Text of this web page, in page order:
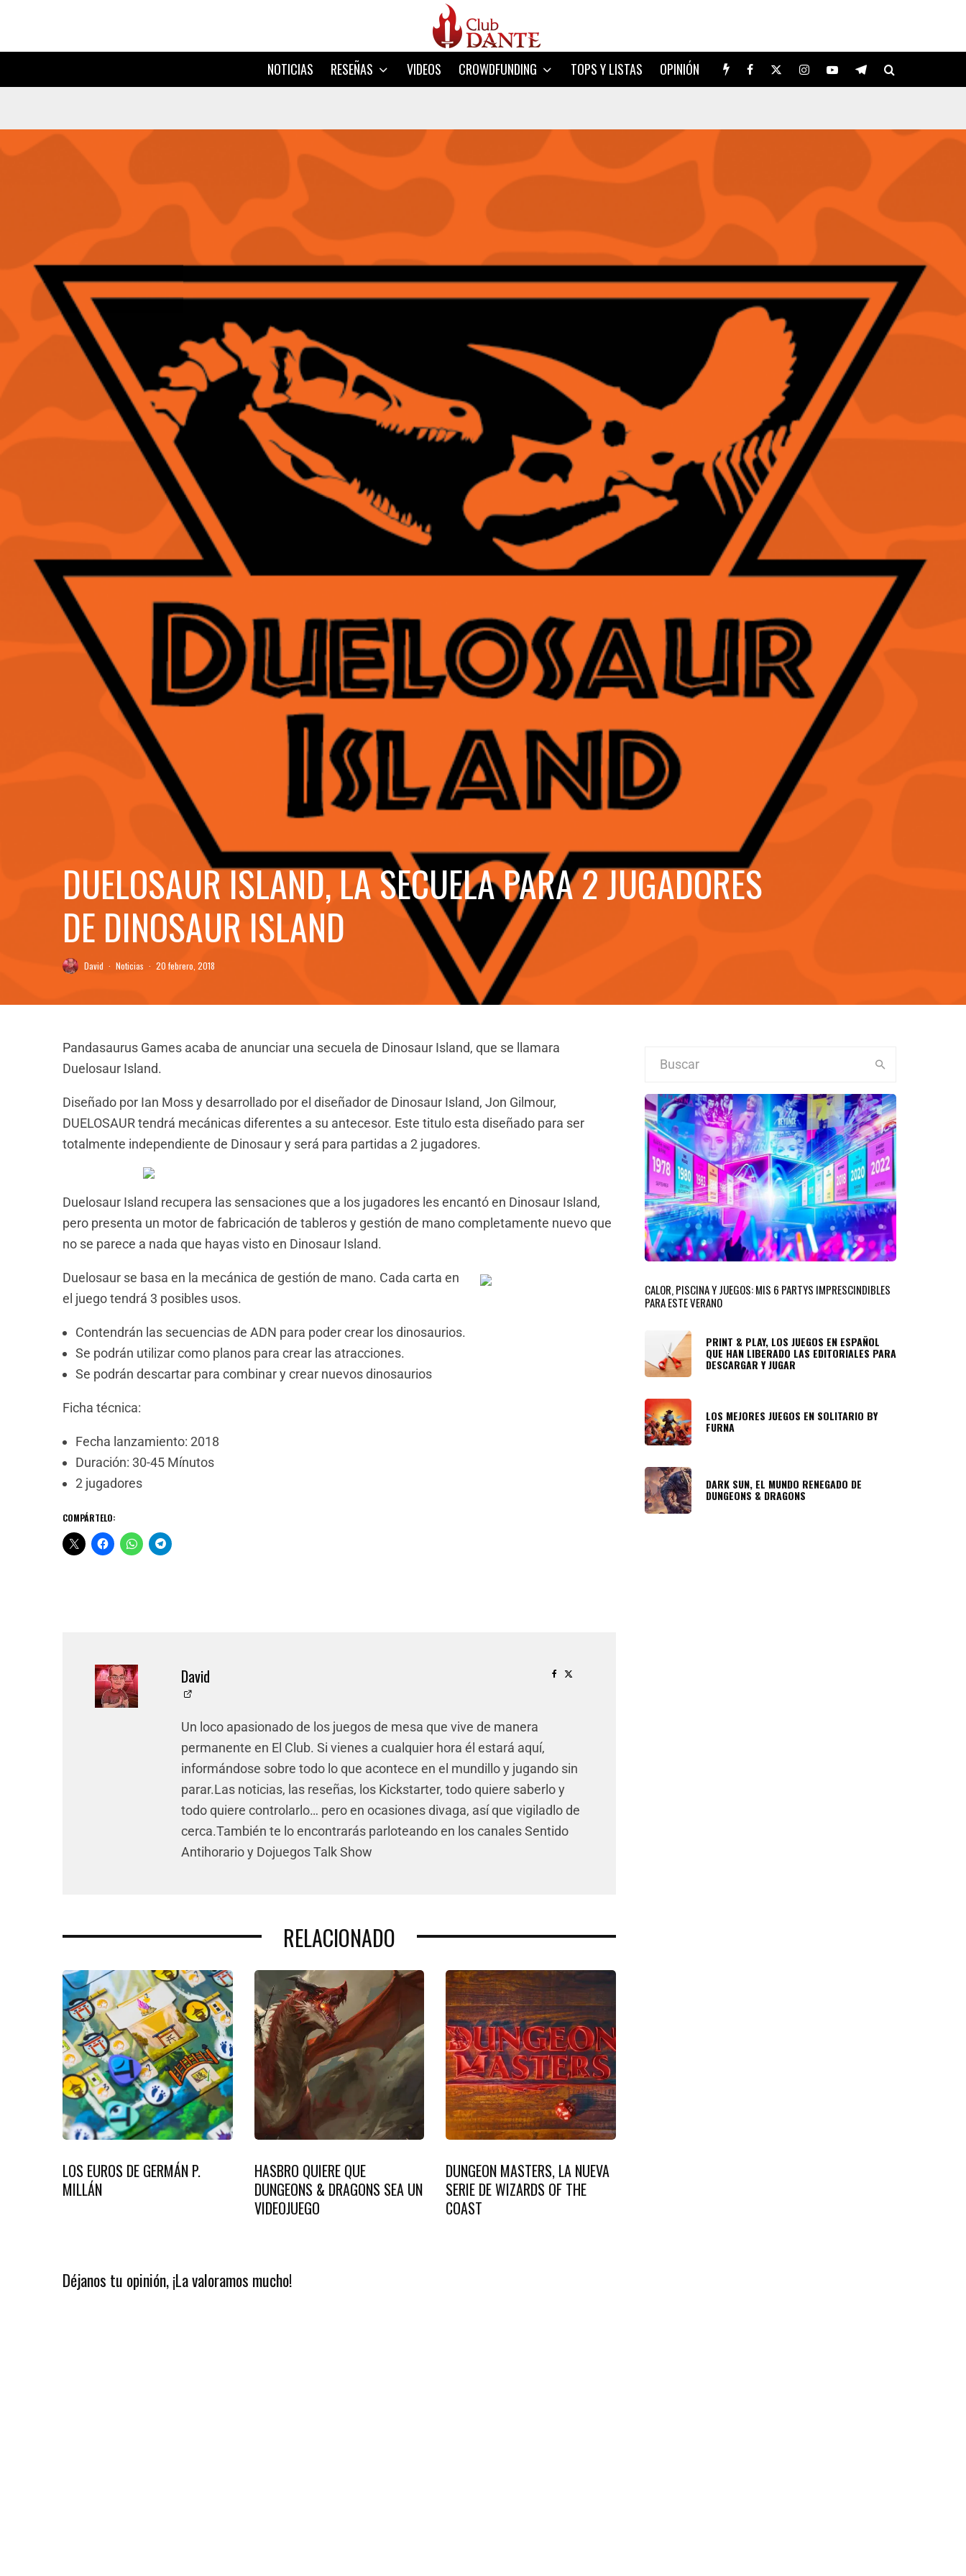
NOTICIAS RESEÑAS VIDEOS CROWDFUNDING TOPS Y LISTAS OPINIÓN
DUELOSAUR ISLAND, LA SECUELA PARA 2 JUGADORES
DE DINOSAUR ISLAND
David · Noticias · 20 febrero, 2018
Pandasaurus Games acaba de anunciar una secuela de Dinosaur Island, que se llamara
Duelosaur Island.
Diseñado por Ian Moss y desarrollado por el diseñador de Dinosaur Island, Jon Gilmour,
DUELOSAUR tendrá mecánicas diferentes a su antecesor. Este titulo esta diseñado para ser
totalmente independiente de Dinosaur y será para partidas a 2 jugadores.
Duelosaur Island recupera las sensaciones que a los jugadores les encantó en Dinosaur Island,
pero presenta un motor de fabricación de tableros y gestión de mano completamente nuevo que
no se parece a nada que hayas visto en Dinosaur Island.
Duelosaur se basa en la mecánica de gestión de mano. Cada carta en
el juego tendrá 3 posibles usos.
Contendrán las secuencias de ADN para poder crear los dinosaurios.
Se podrán utilizar como planos para crear las atracciones.
Se podrán descartar para combinar y crear nuevos dinosaurios
Ficha técnica:
Fecha lanzamiento: 2018
Duración: 30-45 Mínutos
2 jugadores
COMPÁRTELO:
David
Un loco apasionado de los juegos de mesa que vive de manera
permanente en El Club. Si vienes a cualquier hora él estará aquí,
informándose sobre todo lo que acontece en el mundillo y jugando sin
parar.Las noticias, las reseñas, los Kickstarter, todo quiere saberlo y
todo quiere controlarlo… pero en ocasiones divaga, así que vigiladlo de
cerca.También te lo encontrarás parloteando en los canales Sentido
Antihorario y Dojuegos Talk Show
RELACIONADO
LOS EUROS DE GERMÁN P.
MILLÁN
HASBRO QUIERE QUE
DUNGEONS & DRAGONS SEA UN
VIDEOJUEGO
DUNGEON MASTERS, LA NUEVA
SERIE DE WIZARDS OF THE
COAST
Déjanos tu opinión, ¡La valoramos mucho!
CALOR, PISCINA Y JUEGOS: MIS 6 PARTYS IMPRESCINDIBLES
PARA ESTE VERANO
PRINT & PLAY, LOS JUEGOS EN ESPAÑOL
QUE HAN LIBERADO LAS EDITORIALES PARA
DESCARGAR Y JUGAR
LOS MEJORES JUEGOS EN SOLITARIO BY
FURNA
DARK SUN, EL MUNDO RENEGADO DE
DUNGEONS & DRAGONS